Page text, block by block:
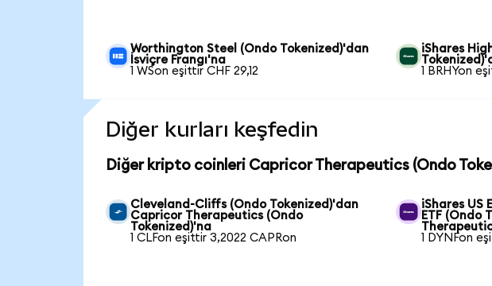
Worthington Steel (Ondo Tokenized)'dan
İsviçre Frangı'na
1 WSon eşittir CHF 29,12
iShares
1 BRHYon
Diğer kurları keşfedin
Diğer kripto coinleri Capricor Therapeutics (Ondo
Cleveland-Cliffs (Ondo Tokenized)'dan
Capricor Therapeutics (Ondo
Tokenized)'na
1 CLFon eşittir 3,2022 CAPRon
iShares US
ETF (Ondo
1 DYNFon